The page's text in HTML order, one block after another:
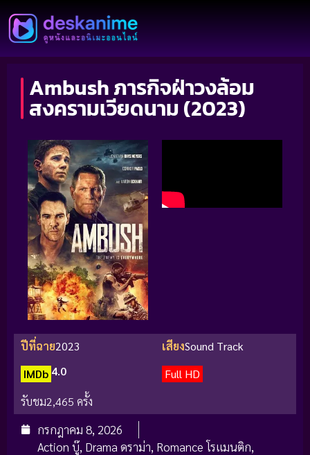
Ambush ภารกิจฝ่าวงล้อม
สงครามเวียดนาม (2023)
ปีที่ฉาย2023 เสียงSound Track
IMDb 4.0
Full HD
รับชม2,465 ครั้ง
กรกฎาคม 8, 2026
Action บู๊, Drama ดราม่า, Romance โรแมนติก,